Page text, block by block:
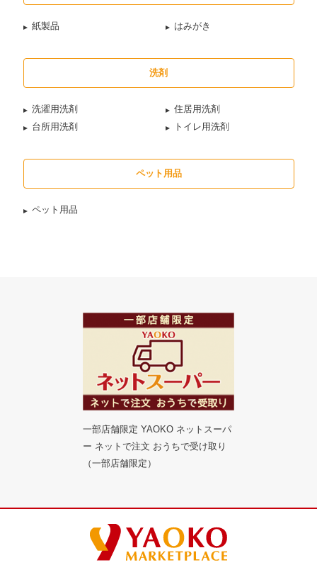
紙製品 はみがき
洗剤
洗濯用洗剤
住居用洗剤
台所用洗剤
トイレ用洗剤
ペット用品
ペット用品
一部店舗限定 YAOKO ネットスーパ
ー ネットで注文 おうちで受け取り
（一部店舗限定）